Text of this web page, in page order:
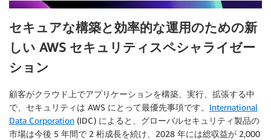
セキュアな構築と効率的な運用のための新
しい AWS セキュリティスペシャライゼー
ション
顧客がクラウド上でアプリケーションを構築、実行、拡張する中
で、セキュリティは AWS にとって最優先事項です。 International
Data Corporation (IDC) によると、グローバルセキュリティ製品の
市場は今後 5 年間で 2 桁成長を続け、2028 年には総収益が 2,000